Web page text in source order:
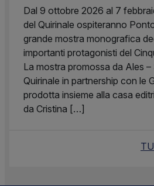
Dal 9 ottobre 2026 al 7
del Quirinale ospiteranno
grande mostra monografica
importanti protagonisti del
La mostra promossa da Ales –
Quirinale in partnership con le
prodotta insieme alla casa
da Cristina […]